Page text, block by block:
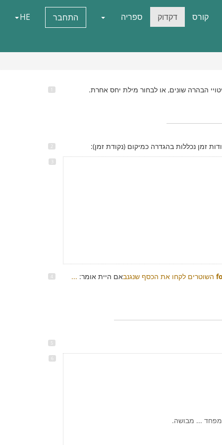
קורס דקדוק ספריה התחבר HE
הבהרה שונים, או לבחור מילת יחס אחרת.
זמן נכללות בהגדרה כמיקום (נקודת זמן):
אם היית אומר: ...
... מבושה.